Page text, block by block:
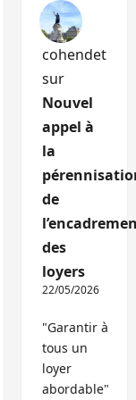
cohendet
sur
Nouvel
appel à
la
de
des
loyers
22/05/2026
"Garantir à
tous un
loyer
abordable"